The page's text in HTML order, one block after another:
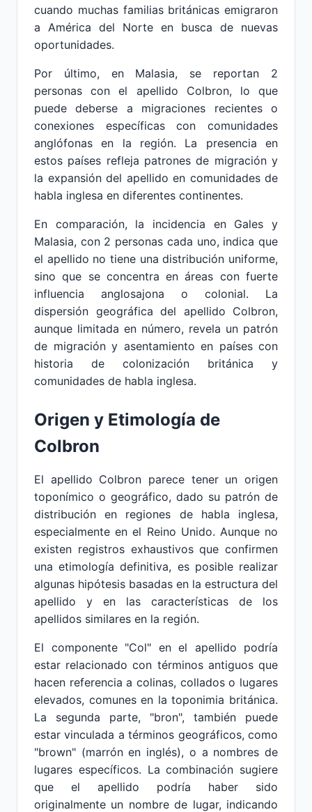
cuando muchas familias británicas emigraron
a América del Norte en busca de nuevas
oportunidades.
Por último, en Malasia, se reportan 2
personas con el apellido Colbron, lo que
puede deberse a migraciones recientes o
conexiones específicas con comunidades
anglófonas en la región. La presencia en
estos países refleja patrones de migración y
la expansión del apellido en comunidades de
habla inglesa en diferentes continentes.
En comparación, la incidencia en Gales y
Malasia, con 2 personas cada uno, indica que
el apellido no tiene una distribución uniforme,
sino que se concentra en áreas con fuerte
influencia anglosajona o colonial. La
dispersión geográfica del apellido Colbron,
aunque limitada en número, revela un patrón
de migración y asentamiento en países con
historia de colonización británica y
comunidades de habla inglesa.
Origen y Etimología de
Colbron
El apellido Colbron parece tener un origen
toponímico o geográfico, dado su patrón de
distribución en regiones de habla inglesa,
especialmente en el Reino Unido. Aunque no
existen registros exhaustivos que confirmen
una etimología definitiva, es posible realizar
algunas hipótesis basadas en la estructura del
apellido y en las características de los
apellidos similares en la región.
El componente "Col" en el apellido podría
estar relacionado con términos antiguos que
hacen referencia a colinas, collados o lugares
elevados, comunes en la toponimia británica.
La segunda parte, "bron", también puede
estar vinculada a términos geográficos, como
"brown" (marrón en inglés), o a nombres de
lugares específicos. La combinación sugiere
que el apellido podría haber sido
originalmente un nombre de lugar, indicando